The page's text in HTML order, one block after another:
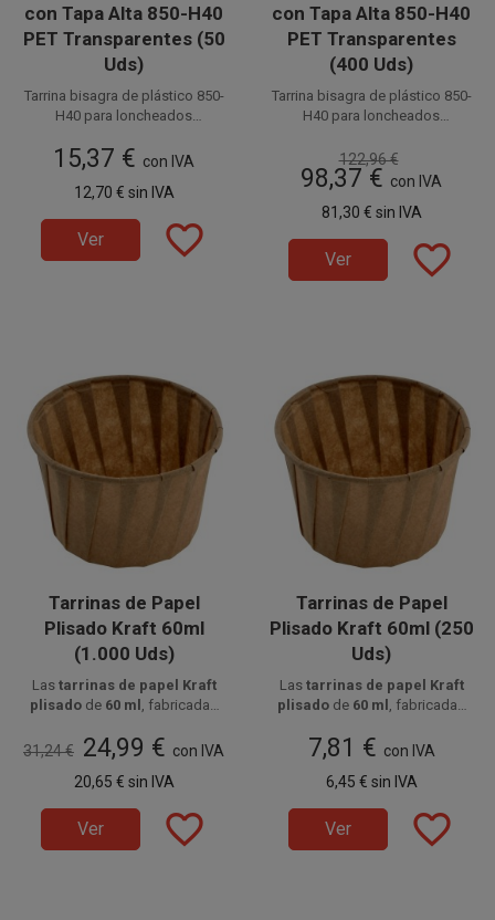
con Tapa Alta 850-H40
PET Transparentes (50
Uds)
Tarrina bisagra de plástico 850-
H40 para loncheados
bisagra, fabricados en PET para
uso alimentario.
de 50 unidades o cajas de 400
de 50 unidades.
15,37 € con IVA
12,70 € sin IVA
Ver favorite_border
con Tapa Alta 850-H40
PET Transparentes
(400 Uds)
Tarrina bisagra de plástico 850-
H40 para loncheados
bisagra, fabricados en PET para
uso alimentario.
de 50 unidades o cajas de 400
Uds distribuidas en 8 paquetes
122,96 €
98,37 € con IVA
81,30 € sin IVA
Ver favorite_border
Tarrinas de Papel
Plisado Kraft 60ml
(1.000 Uds)
Las tarrinas de papel Kraft
plisado de 60 ml , fabricadas
antigrasa , son aptas para
alimentos fríos y calientes
ideales para salsas, postres y
aperitivos.
de 1000 unidades, distribuidas
en 4 paquetes de 250 unidades.
31,24 € 24,99 € con IVA
20,65 € sin IVA
Ver favorite_border
Tarrinas de Papel
Plisado Kraft 60ml (250
Uds)
Las tarrinas de papel Kraft
plisado de 60 ml , fabricadas
antigrasa
, son aptas para
alimentos fríos y calientes
ideales para salsas, postres y
aperitivos.
paquetes de 250 unidades.
7,81 € con IVA
6,45 € sin IVA
Ver favorite_border